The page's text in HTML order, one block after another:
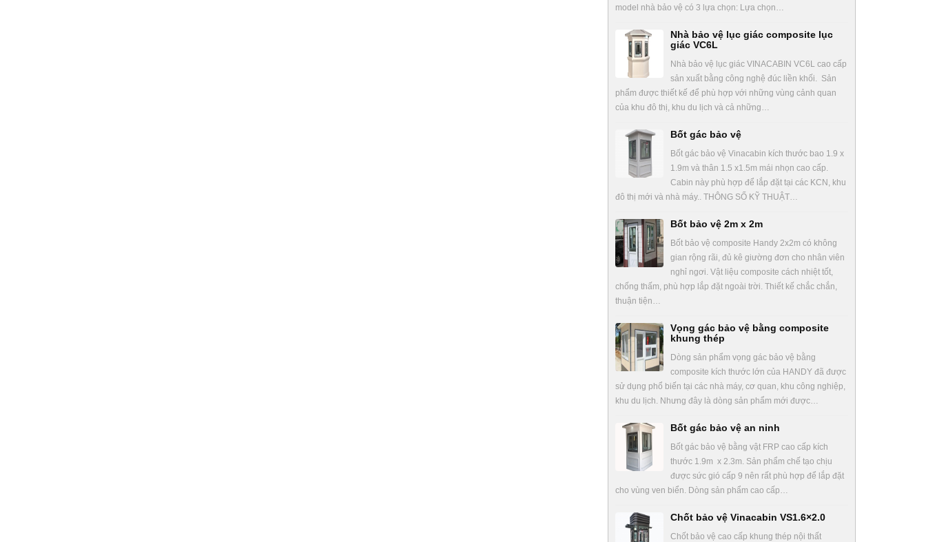
model nhà bảo vệ có 3 lựa chọn: Lựa chọn…
Nhà bảo vệ lục giác composite lục
giác VC6L
Nhà bảo vệ lục giác VINACABIN VC6L cao cấp
sản xuất bằng công nghệ đúc liền khối. Sản
phẩm được thiết kế để phù hợp với những vùng cảnh quan
của khu đô thị, khu du lịch và cả những…
Bốt gác bảo vệ
Bốt gác bảo vệ Vinacabin kích thước bao 1.9 x
1.9m và thân 1.5 x1.5m mái nhọn cao cấp.
Cabin này phù hợp để lắp đặt tại các KCN, khu
đô thị mới và nhà máy.. THÔNG SỐ KỸ THUẬT…
Bốt bảo vệ 2m x 2m
Bốt bảo vệ composite Handy 2x2m có không
gian rộng rãi, đủ kê giường đơn cho nhân viên
nghỉ ngơi. Vật liệu composite cách nhiệt tốt,
chống thấm, phù hợp lắp đặt ngoài trời. Thiết kế chắc chắn,
thuận tiện…
Vọng gác bảo vệ bằng composite
khung thép
Dòng sản phẩm vọng gác bảo vệ bằng
composite kích thước lớn của HANDY đã được
sử dụng phổ biến tại các nhà máy, cơ quan, khu công nghiệp,
khu du lịch. Nhưng đây là dòng sản phẩm mới được…
Bốt gác bảo vệ an ninh
Bốt gác bảo vệ bằng vật FRP cao cấp kích
thước 1.9m x 2.3m. Sản phẩm chế tạo chịu
được sức gió cấp 9 nên rất phù hợp để lắp đặt
cho vùng ven biển. Dòng sản phẩm cao cấp…
Chốt bảo vệ Vinacabin VS1.6×2.0
Chốt bảo vệ cao cấp khung thép nội thất